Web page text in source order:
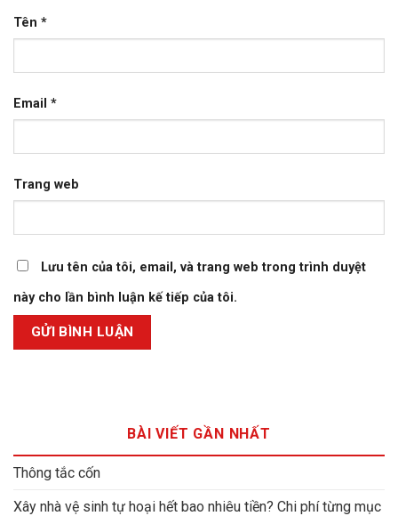
Tên *
Email *
Trang web
Lưu tên của tôi, email, và trang web trong trình duyệt
này cho lần bình luận kế tiếp của tôi.
BÀI VIẾT GẦN NHẤT
Thông tắc cốn
Xây nhà vệ sinh tự hoại hết bao nhiêu tiền? Chi phí từng mục